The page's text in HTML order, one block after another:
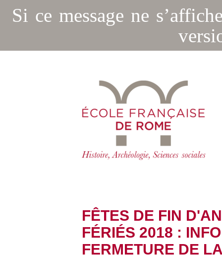
Si ce message ne
FÊTES DE FIN
FÉRIÉS 2018 :
FERMETURE DE